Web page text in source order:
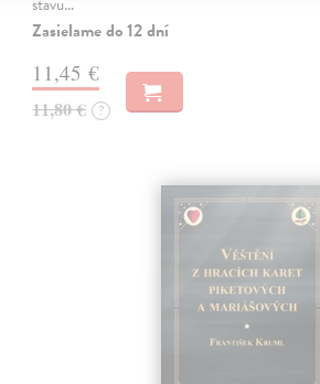
Zasielame do 12 dní
11,45 €
11,80 € ?